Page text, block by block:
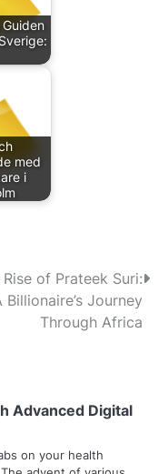
med
i
Rise of Prateek Suri:
Billionaire’s Journey
Through Africa
Advanced Digital
on your health